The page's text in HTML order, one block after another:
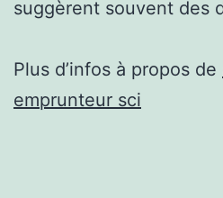
suggèrent souvent des
Plus d’infos à propos de
emprunteur sci